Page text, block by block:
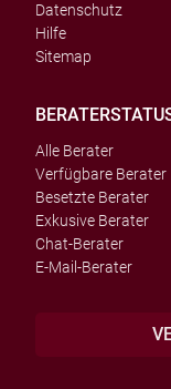
Datenschutz
Hilfe
Sitemap
Alle Berater
Verfügbare Berater
Besetzte Berater
Exkusive Berater
Chat-Berater
E-Mail-Berater